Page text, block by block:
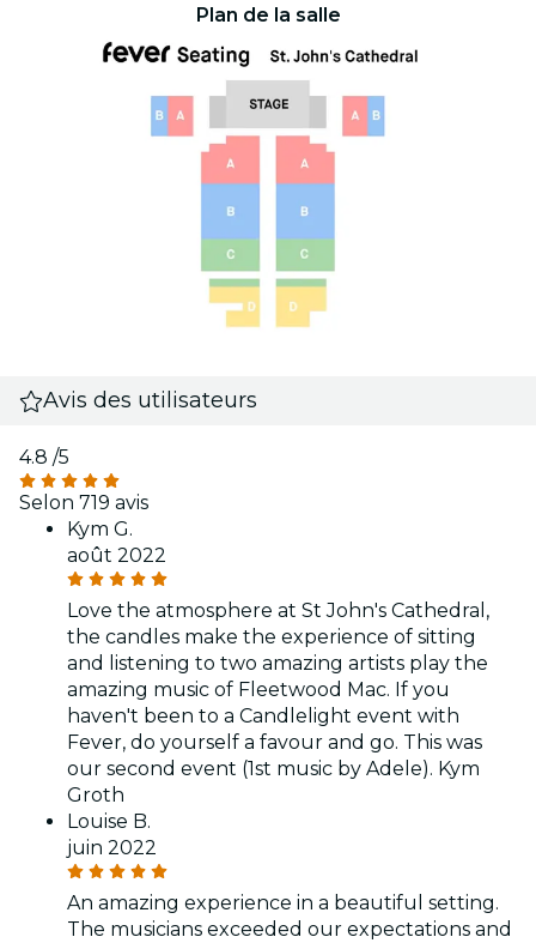
Plan de la salle
Avis des utilisateurs
4.8 /5
Selon 719 avis
Kym G.
août 2022
Love the atmosphere at St John's Cathedral,
the candles make the experience of sitting
and listening to two amazing artists play the
amazing music of Fleetwood Mac. If you
haven't been to a Candlelight event with
Fever, do yourself a favour and go. This was
our second event (1st music by Adele). Kym
Groth
Louise B.
juin 2022
An amazing experience in a beautiful setting.
The musicians exceeded our expectations and